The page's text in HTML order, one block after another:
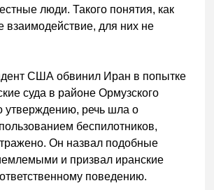
люди. Такого понятия, как
взаимодействие, для них не
США обвинил Иран в попытке
суда в районе Ормузского
утверждению, речь шла о
беспилотников,
Он назвал подобные
и призвал иранские
поведению.